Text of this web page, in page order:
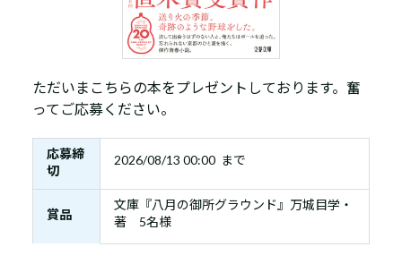
ただいまこちらの本をプレゼントしております。奮
ってご応募ください。
応募締
切
2026/08/13 00:00 まで
賞品
文庫『八月の御所グラウンド』万城目学・
著 5名様